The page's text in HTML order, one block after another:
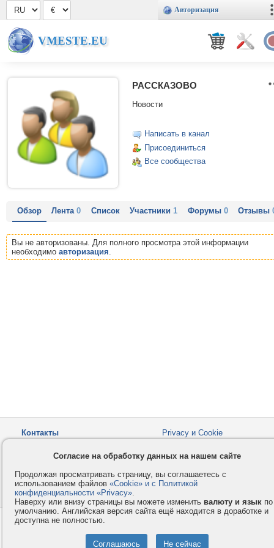
Авторизация
VMESTE.EU
РАССКАЗОВО
Новости
Написать в канал
Присоединиться
Все сообщества
Обзор Лента0 Список Участники1 Форумы 0 Отзывы
Вы не авторизованы. Для полного просмотра этой информации
необходимо авторизация.
Контакты
Privacy и Cookie
Как оплатить
Форумы
© 2008-2026VMESTE.EU
Согласие на обработку данных на нашем сайте
Продолжая просматривать страницу, вы соглашаетесь с
использованием файлов «Cookie» и с Политикой
конфиденциальности «Privacy».
Наверху или внизу страницы вы можете изменить валюту и язык по
умолчанию. Английская версия сайта ещё находится в доработке и
доступна не полностью.